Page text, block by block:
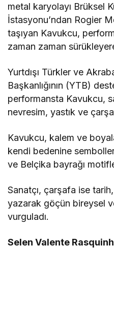
metal karyolayı Brüksel
İstasyonu’ndan Rogier
taşıyan Kavukcu,
zaman zaman
Yurtdışı Türkler ve
Başkanlığının (YTB)
performansta Kavukcu,
nevresim, yastık ve
Kavukcu, kalem ve
kendi bedenine
ve Belçika bayrağı
Sanatçı, çarşafa ise
yazarak göçün bireysel
vurguladı.
Selen Valente